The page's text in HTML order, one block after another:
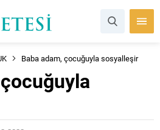
Baba adam, çocuğuyla sosyalleşir